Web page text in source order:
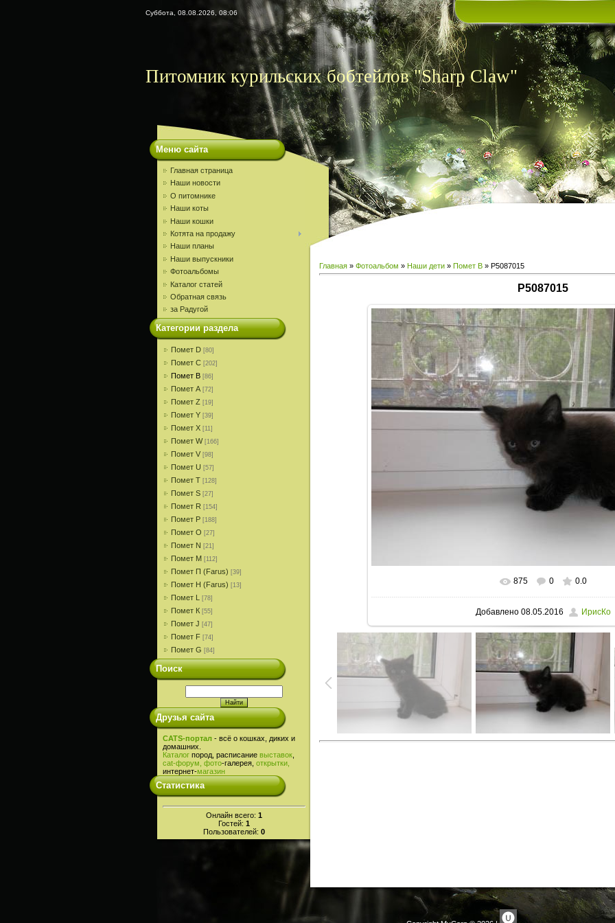
Суббота, 08.08.2026, 08:06
Питомник курильских бобтейлов "Sharp Claw"
Меню сайта
Главная страница
Наши новости
О питомнике
Наши коты
Наши кошки
Котята на продажу
Наши планы
Наши выпускники
Фотоальбомы
Каталог статей
Обратная связь
за Радугой
Категории раздела
Помет D [80]
Помет С [202]
Помет В [86]
Помет A [72]
Помет Z [19]
Помет Y [39]
Помет X [11]
Помет W [166]
Помет V [98]
Помет U [57]
Помет T [128]
Помет S [27]
Помет R [154]
Помет P [188]
Помет О [27]
Помет N [21]
Помет M [112]
Помет П (Farus) [39]
Помет Н (Farus) [13]
Помет L [78]
Помет К [55]
Помет J [47]
Помет F [74]
Помет G [84]
Поиск
Друзья сайта
CATS-портал - всё о кошках, диких и
домашних.
Каталог пород, расписание выставок
cat-форум, фото-галерея, открытки,
интернет-магазин
Статистика
Онлайн всего: 1
Гостей: 1
Пользователей: 0
Главная » Фотоальбом » Наши дети » Помет В » P5087015
P5087015
В реальном размере 1024x768
875 0 0.0
Добавлено08.05.2016 ИрисКо